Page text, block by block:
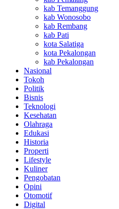
kab Temanggung
kab Wonosobo
kab Rembang
kab Pati
kota Salatiga
kota Pekalongan
kab Pekalongan
Nasional
Tokoh
Politik
Bisnis
Teknologi
Kesehatan
Olahraga
Edukasi
Historia
Properti
Lifestyle
Kuliner
Pengobatan
Opini
Otomotif
Digital